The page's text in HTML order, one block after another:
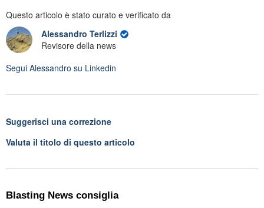
Questo articolo è stato curato e verificato da
Alessandro Terlizzi
Revisore della news
Segui Alessandro su Linkedin
Suggerisci una correzione
Valuta il titolo di questo articolo
Blasting News consiglia